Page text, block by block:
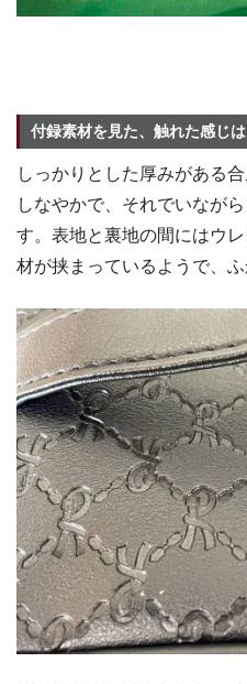
付録素材を見た、触れた感じは
しっかりとした厚みがある
しなやかで、それでいなが
す。表地と裏地の間にはウ
材が挟まっているようで、